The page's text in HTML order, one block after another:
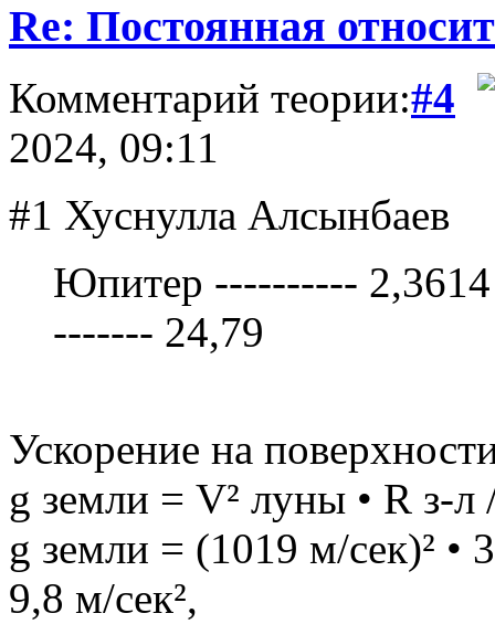
Re: Постоянная
Комментарий теории:#4
2024, 09:11
#1 Хуснулла Алсынбаев
Юпитер ----------
------- 24,79
Ускорение на
g земли = V² луны • R з-л
g земли = (1019 м/сек)²
9,8 м/сек²,